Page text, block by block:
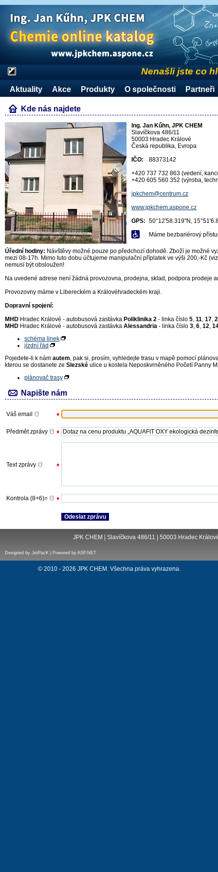
Nenašli jste co
Aktuality Akce Produkty O společnosti Partneři
Kde nás najdete
Ing. Jan Kűhn, JPK CHEM
Slavíčkova 486/11
50003 Hradec Králové
Česká republika, Evropa
IČO:
88373142
+420 737 732 863 (vedení,
+420 605 560 352 (výroba,
jpkchem@centrum.cz
www.jpkchem.aspone.cz
GPS: 50°12'58.319"N,
Máme bezbariérový
Úřední hodiny: Návštěvy možné pouze po předchozí dohodě. Zboží je možné
mezi 08-17h. Mimo tuto dobu účtujeme manipulační příplatek ve výši 200,-Kč
nemusí být obsloužen!
Na uvedené adrese není žádná provozovna, prodejna, sklad, podpora prodeje
Provozovny máme v Libereckém a Královéhradeckém kraji.
Dopravní spojení:
MHD Hradec Králové - autobusová zastávka Poliklinika 2 - linka číslo 5 11 17
MHD Hradec Králové - autobusová zastávka Alessandria - linka číslo 3 6 12
schéma linek
jízdní řád
Pojedete-li k nám autem , pak si, prosím, vyhledejte trasu v mapě pomocí
kterou se dostanete ze Slezské ulice u kostela Neposkvrněného Početí Panny
plánovač trasy
Napište nám
Váš email ♦
Předmět zprávy ♦
Text zprávy ♦
Kontrola (8+6)= ♦
JPK CHEM | Slavíčkova 486/11 | 50003 Hradec
Designed by JetPacK | Powered by ASP.NET
© 2010 - 2026 JPK CHEM. Všechna práva vyhrazena.